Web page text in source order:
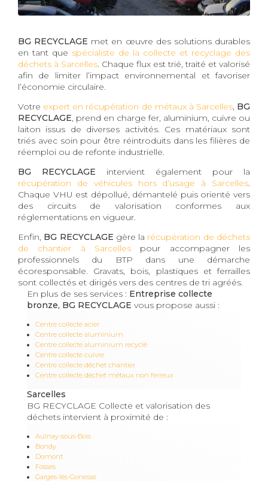
BG RECYCLAGE met en œuvre des solutions durables
en tant que spécialiste de la collecte et recyclage des
déchets à Sarcelles. Chaque flux est trié, traité et valorisé
afin de limiter l’impact environnemental et favoriser
l’économie circulaire.
Votre expert en récupération de métaux à Sarcelles, BG
RECYCLAGE, prend en charge fer, aluminium, cuivre ou
laiton issus de diverses activités. Ces matériaux sont
triés avec soin pour être réintroduits dans les filières de
réemploi ou de refonte industrielle.
BG RECYCLAGE intervient également pour la
récupération de véhicules hors d’usage à Sarcelles.
Chaque VHU est dépollué, démantelé puis orienté vers
des circuits de valorisation conformes aux
réglementations en vigueur.
Enfin, BG RECYCLAGE gère la récupération de déchets
de chantier à Sarcelles pour accompagner les
professionnels du BTP dans une démarche
écoresponsable. Gravats, bois, plastiques et ferrailles
sont collectés et dirigés vers des centres de tri agréés.
En plus de ses services : Entreprise collecte
bronze, BG RECYCLAGE vous propose aussi :
Centre collecte acier
Centre collecte aluminium
Centre collecte aluminium recyclé
Centre collecte cuivre
Centre collecte déchet chantier
Centre collecte déchet métaux non ferreux
Sarcelles
BG RECYCLAGE Collecte et valorisation des
déchets intervient à proximité de :
Aulnay-sous-Bois
Bondy
Domont
Fosses
Garges-lès-Gonesse